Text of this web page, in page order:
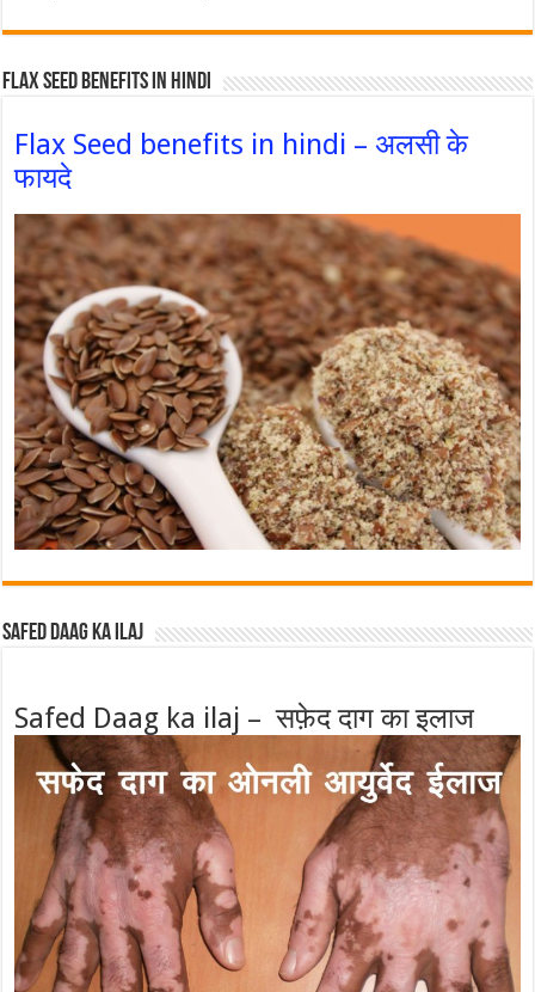
Flax Seed Benefits in hindi
Flax Seed benefits in hindi – अलसी के
फायदे
Safed Daag ka ilaj
Safed Daag ka ilaj – सफ़ेद दाग का इलाज